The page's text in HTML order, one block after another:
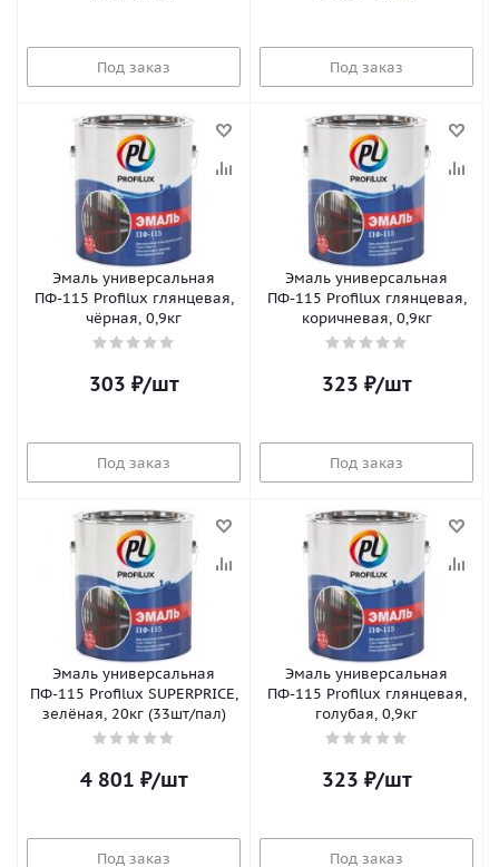
Под заказ Под заказ
Эмаль универсальная
ПФ-115 Profilux глянцевая,
чёрная, 0,9кг
303 ₽/шт
Под заказ
Эмаль универсальная
ПФ-115 Profilux глянцевая,
коричневая, 0,9кг
323 ₽/шт
Под заказ
Эмаль универсальная
ПФ-115 Profilux SUPERPRICE,
зелёная, 20кг (33шт/пал)
4 801 ₽/шт
Под заказ
Эмаль универсальная
ПФ-115 Profilux глянцевая,
голубая, 0,9кг
323 ₽/шт
Под заказ